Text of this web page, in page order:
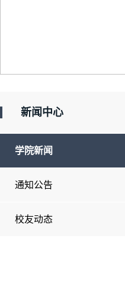
新闻中心
学院新闻
通知公告
校友动态